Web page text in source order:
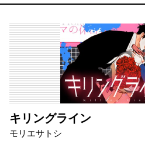
キリングライン
モリエサトシ